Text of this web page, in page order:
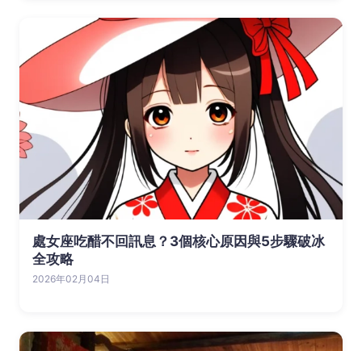
處女座吃醋不回訊息？3個核心原因與5步驟破冰
全攻略
2026年02月04日